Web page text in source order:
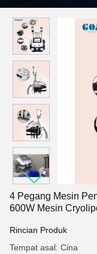
4 Pegang Mesin
600W Mesin
Rincian Produk
Tempat asal: Cina